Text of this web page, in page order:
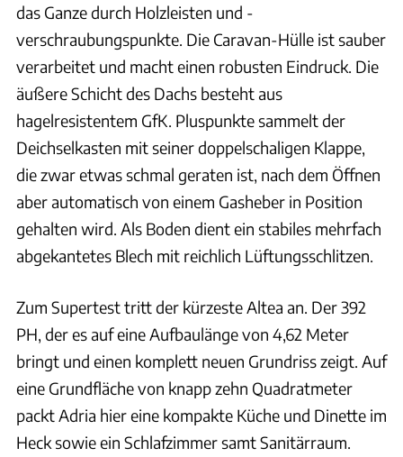
das Ganze durch Holzleisten und -
verschraubungspunkte. Die Caravan-Hülle ist sauber
verarbeitet und macht einen robusten Eindruck. Die
äußere Schicht des Dachs besteht aus
hagelresistentem GfK. Pluspunkte sammelt der
Deichselkasten mit seiner doppelschaligen Klappe,
die zwar etwas schmal geraten ist, nach dem Öffnen
aber automatisch von einem Gasheber in Position
gehalten wird. Als Boden dient ein stabiles mehrfach
abgekantetes Blech mit reichlich Lüftungsschlitzen.
Zum Supertest tritt der kürzeste Altea an. Der 392
PH, der es auf eine Aufbaulänge von 4,62 Meter
bringt und einen komplett neuen Grundriss zeigt. Auf
eine Grundfläche von knapp zehn Quadratmeter
packt Adria hier eine kompakte Küche und Dinette im
Heck sowie ein Schlafzimmer samt Sanitärraum.